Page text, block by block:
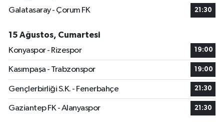
Galatasaray - Çorum FK
21:30
15 Ağustos, Cumartesi
Konyaspor - Rizespor
19:00
Kasımpaşa - Trabzonspor 19:00
Gençlerbirliği S.K. - Fenerbahçe 21:30
Gaziantep FK - Alanyaspor 21:30